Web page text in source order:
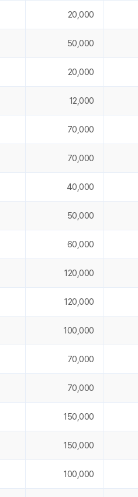
20,000
50,000
20,000
12,000
70,000
70,000
40,000
50,000
60,000
120,000
120,000
100,000
70,000
70,000
150,000
150,000
100,000